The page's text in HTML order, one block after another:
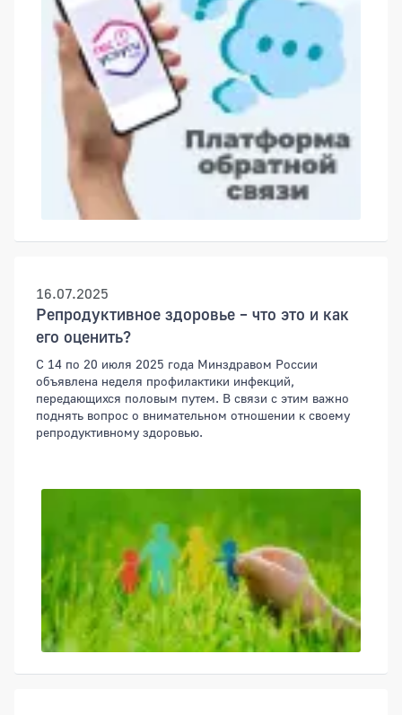
16.07.2025
Репродуктивное здоровье – что это и как
его оценить?
С 14 по 20 июля 2025 года Минздравом России
объявлена неделя профилактики инфекций,
передающихся половым путем. В связи с этим важно
поднять вопрос о внимательном отношении к своему
репродуктивному здоровью.